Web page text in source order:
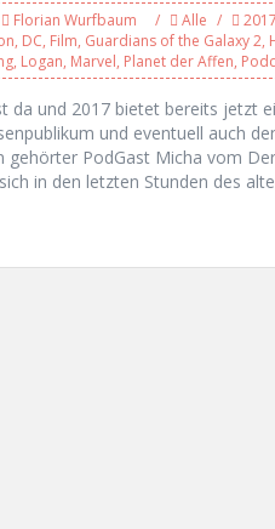
Florian Wurfbaum Alle 2017
, DC, Film, Guardians of the Galaxy 2,
, Logan, Marvel, Planet der Affen,
da und 2017 bietet bereits jetzt
und eventuell auch
gehörter PodGast Micha vom
in den letzten Stunden des